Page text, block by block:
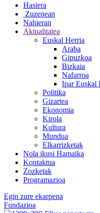
Hasiera
Zuzenean
Nahieran
Aktualitatea
Euskal Herria
Araba
Gipuzkoa
Bizkaia
Nafarroa
Ipar Euskal
Politika
Gizartea
Ekonomia
Kirola
Kultura
Mundua
Elkarrizketak
Nola ikusi Hamaika
Kontaktua
Zozketak
Programazioa
Egin zure ekarpena
Fundazioa